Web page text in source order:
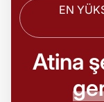
EN
Atina